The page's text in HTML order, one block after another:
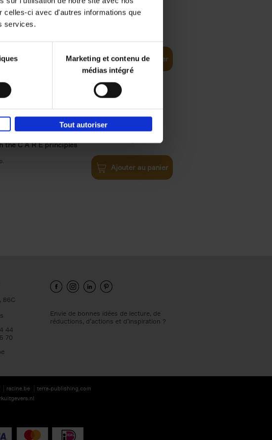
celles-ci avec d'autres informations que
services.
Marketing et contenu de
médias intégré
Tout autoriser
Business
Ajouter au panier
the C A R E principles €34,99
Ajouter au panier
86C
44
70
Envie de bonnes idées de lecture, de
réductions, d’actions et d’inspiration ?
racine.be
terra-publishing.com